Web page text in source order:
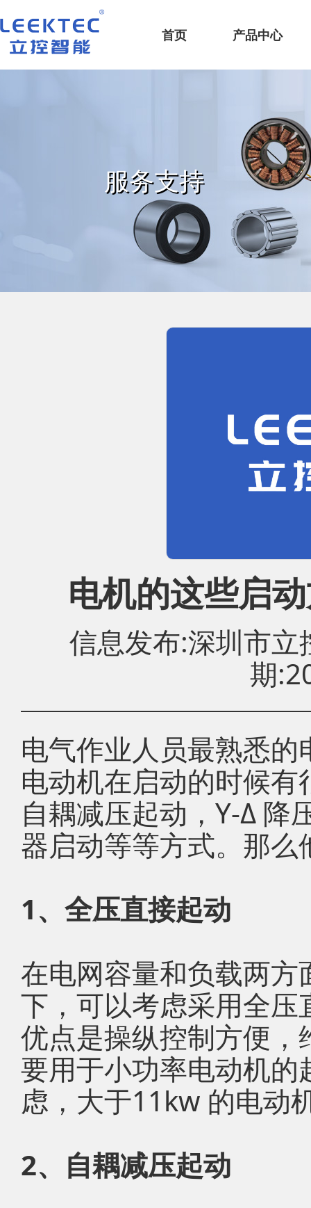
深圳市立控智能科技有限公司
首页
产品中心
服务支持
电机的这些启
信息发布:深圳市
期
电气作业人员最熟悉
电动机在启动的时候
自耦减压起动，Y-Δ 降
器启动等等方式。那
1、全压直接起动
在电网容量和负载两
下，可以考虑采用全压
优点是操纵控制方便
要用于小功率电动机
虑，大于11kw 的电动
2、自耦减压起动